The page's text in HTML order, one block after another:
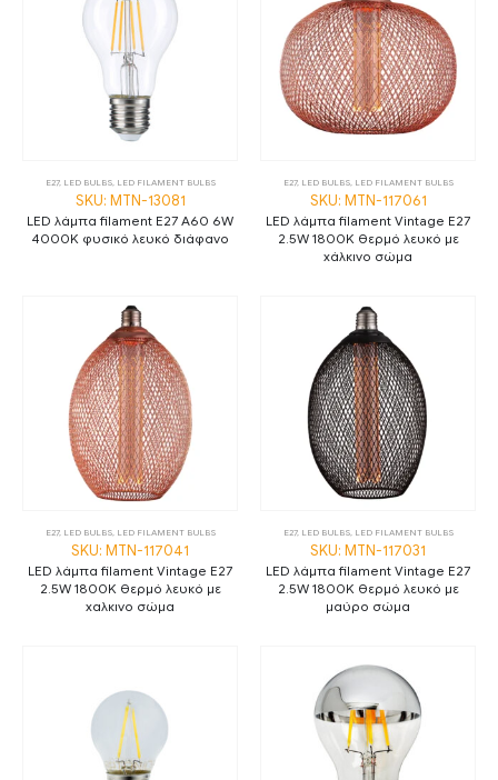
E27, LED BULBS, LED FILAMENT BULBS
SKU: MTN-13081
LED λάμπα filament E27 A60 6W
4000K φυσικό λευκό διάφανο
E27, LED BULBS, LED FILAMENT BULBS
SKU: MTN-117061
LED λάμπα filament Vintage E27
2.5W 1800K θερμό λευκό με
χάλκινο σώμα
E27, LED BULBS, LED FILAMENT BULBS
SKU: MTN-117041
LED λάμπα filament Vintage E27
2.5W 1800K θερμό λευκό με
χαλκινο σώμα
E27, LED BULBS, LED FILAMENT BULBS
SKU: MTN-117031
LED λάμπα filament Vintage E27
2.5W 1800K θερμό λευκό με
μαύρο σώμα